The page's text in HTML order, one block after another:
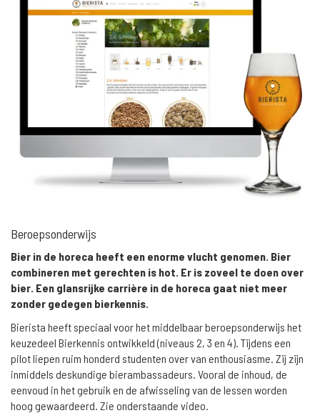
Beroepsonderwijs
Bier in de horeca heeft een enorme vlucht genomen. Bier
combineren met gerechten is hot. Er is zoveel te doen over
bier. Een glansrijke carrière in de horeca gaat niet meer
zonder gedegen bierkennis.
Bierista heeft speciaal voor het middelbaar beroepsonderwijs het
keuzedeel Bierkennis ontwikkeld (niveaus 2, 3 en 4). Tijdens een
pilot liepen ruim honderd studenten over van enthousiasme. Zij zijn
inmiddels deskundige bierambassadeurs. Vooral de inhoud, de
eenvoud in het gebruik en de afwisseling van de lessen worden
hoog gewaardeerd. Zie onderstaande video.